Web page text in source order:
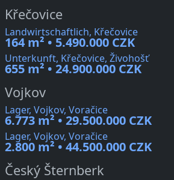
Křečovice
Landwirtschaftlich, Křečovice
164 m² • 5.490.000 CZK
Unterkunft, Křečovice, Živohošť
655 m² • 24.900.000 CZK
Vojkov
Lager, Vojkov, Voračice
6.773 m² • 29.500.000 CZK
Lager, Vojkov, Voračice
2.800 m² • 44.500.000 CZK
Český Šternberk